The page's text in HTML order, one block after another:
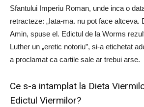
Sfantului Imperiu Roman, unde inca o
retracteze: „Iata-ma. nu pot face altceva.
Amin, spuse el. Edictul de la Worms
Luther un „eretic notoriu”, si-a etichetat
a proclamat ca cartile sale ar trebui arse.
Ce s-a intamplat la Dieta
Edictul Viermilor?